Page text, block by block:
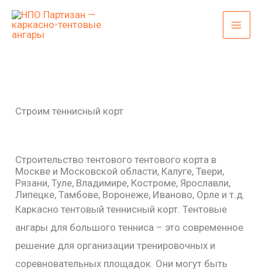
Перейти
Строим теннисный корт
Строительство тентового тентового корта в
Москве и Московской области, Калуге, Твери,
Рязани, Туле, Владимире, Костроме, Ярославли,
Липецке, Тамбове, Воронеже, Иваново, Орле и т.д.
Каркасно тентовый теннисный корт. Тентовые
ангары для большого тенниса – это современное
решение для организации тренировочных и
соревновательных площадок. Они могут быть